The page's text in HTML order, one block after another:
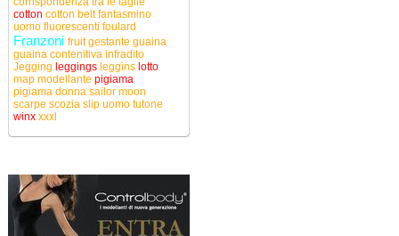
cotton cotton beltfantasmino
uomo fluorescenti foulard
Franzoni fruitgestante guaina
guaina contenitiva infradito
Jegging leggings leggins lotto
map modellante pigiama
pigiama donna sailor moon
scarpe scozia slip uomo tutone
winx xxxl